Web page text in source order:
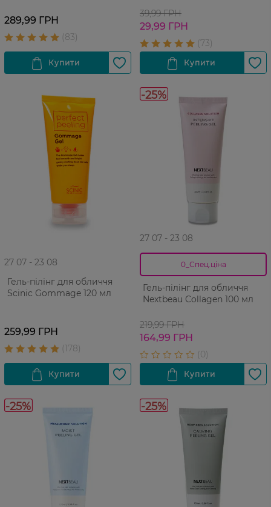
проблемної жирної шкіри
145 г
289,99 ГРН
39,99 ГРН
29,99 ГРН
27 07 - 23 08
Гель-пілінг для обличчя
Scinic Gommage 120 мл
259,99 ГРН
-25%
27 07 - 23 08
0_Спец.ціна
Гель-пілінг для обличчя
Nextbeau Collagen 100 мл
219,99 ГРН
164,99 ГРН
-25% -25%